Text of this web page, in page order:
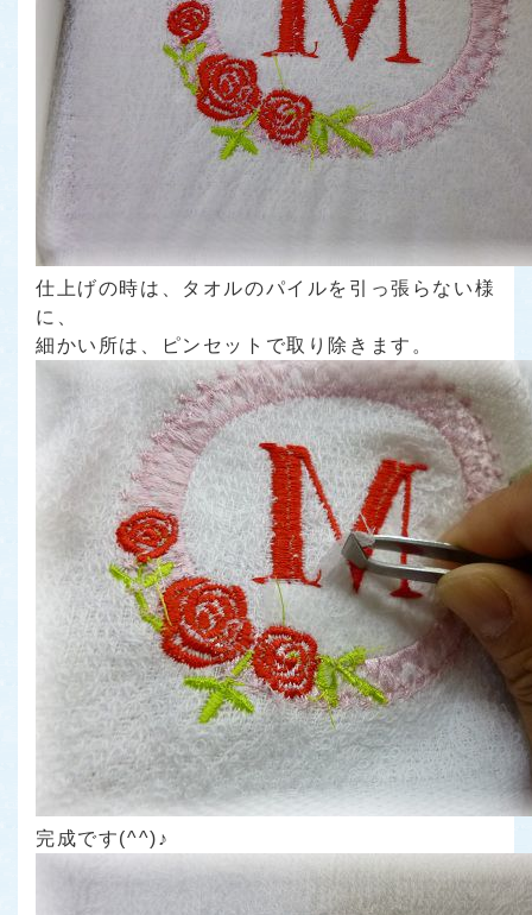
仕上げの時は、タオルのパイルを引っ張らない様
に、
細かい所は、ピンセットで取り除きます。
完成です(^^)♪